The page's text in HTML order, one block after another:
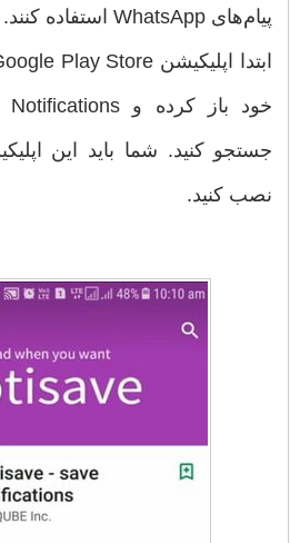
پیام‌های WhatsApp استفاده کنند.
جستجو کنید. شما باید این
نصب کنید.